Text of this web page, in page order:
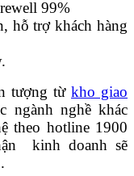
99%
hỗ trợ khách hàng
tượng từ kho giao
ngành nghề khác
theo hotline 1900
kinh doanh sẽ